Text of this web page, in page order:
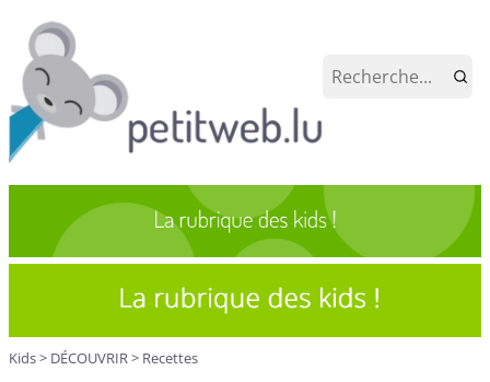
Kids> DÉCOUVRIR> Recettes